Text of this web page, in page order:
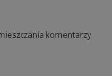
komentarzy